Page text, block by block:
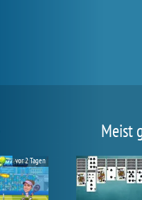
vor 2 Tagen
Meist